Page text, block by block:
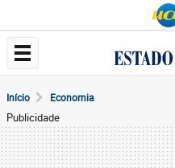
Início Economia
Publicidade